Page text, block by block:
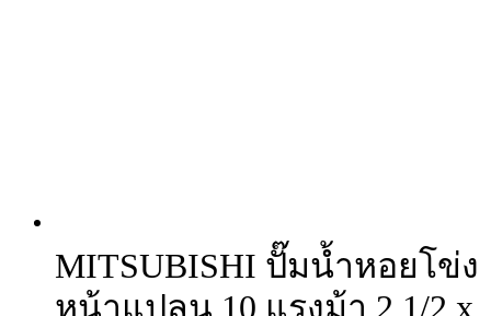
MITSUBISHI ปั๊มน้ำหอยโข่ง
หน้าแปลน 10 แรงม้า 2 1/2 x